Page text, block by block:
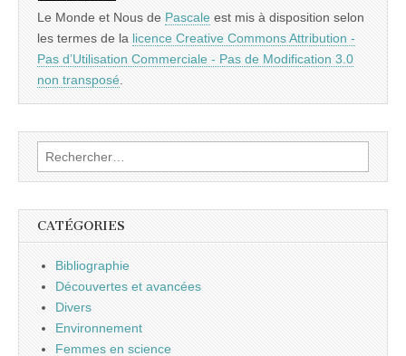
Le Monde et Nous de Pascale est mis à disposition selon
les termes de la licence Creative Commons Attribution -
Pas d’Utilisation Commerciale - Pas de Modification 3.0
non transposé
Rechercher :
CATÉGORIES
Bibliographie
Découvertes et avancées
Divers
Environnement
Femmes en science